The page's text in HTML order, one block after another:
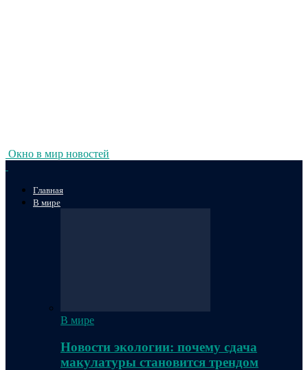
Окно в мир новостей
Главная
В мире
В мире
Новости экологии: почему сдача
макулатуры становится трендом